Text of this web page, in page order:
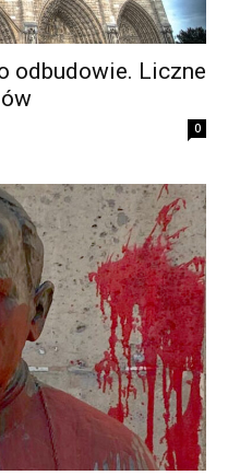
odbudowie. Liczne
0